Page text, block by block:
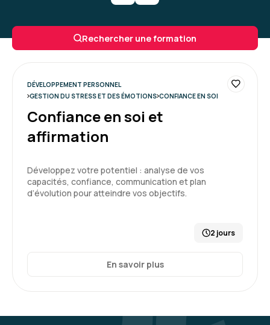
Belle expérience, première fois que j'ai une
formation avec Aelion, très contente d'avoir pu
La formatrice est top.
Formation : Confiance en soi et affirmation
Marine S. Le 05/12/2025
5
Personnalisée , Karine a su amener des
journées, c'était vivant.
Rechercher une formation
DÉVELOPPEMENT PERSONNEL
GESTION DU STRESS ET DES ÉMOTIONS CONFIANCE EN SOI
Confiance en soi et
affirmation
Développez votre potentiel : analyse de vos
capacités, confiance, communication et plan
d’évolution pour atteindre vos objectifs.
2 jours
En savoir plus